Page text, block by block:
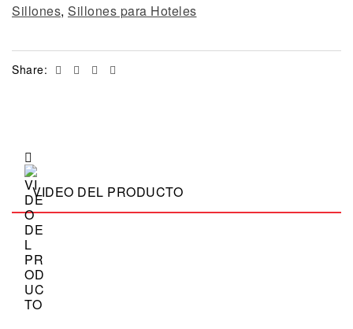
Sillones, Sillones para Hoteles
Share: Facebook
TwitterLinkedin
VIDEO DEL PRODUCTO